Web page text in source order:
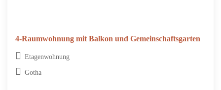
4-Raumwohnung mit Balkon und Gemeinschaftsgarten
Etagenwohnung
Gotha